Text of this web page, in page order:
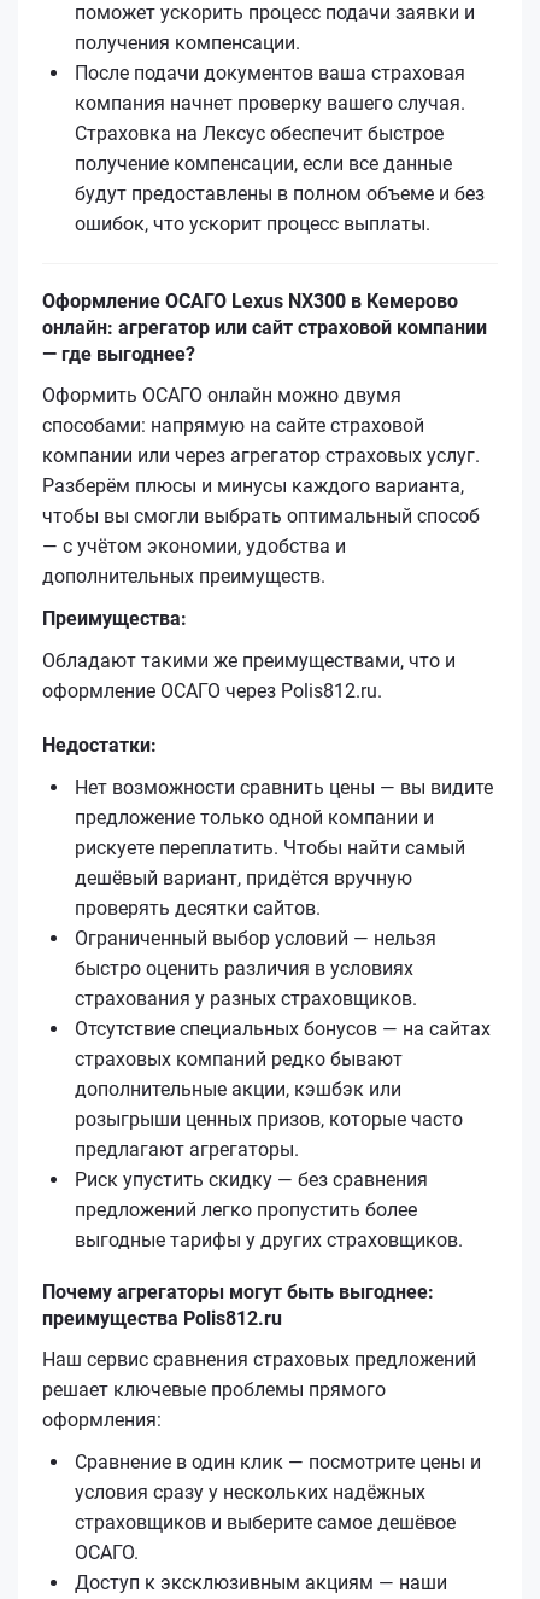
поможет ускорить процесс подачи заявки и
получения компенсации.
После подачи документов ваша страховая
компания начнет проверку вашего случая.
Страховка на Лексус обеспечит быстрое
получение компенсации, если все данные
будут предоставлены в полном объеме и без
ошибок, что ускорит процесс выплаты.
Оформление ОСАГО Lexus NX300 в Кемерово
онлайн: агрегатор или сайт страховой компании
— где выгоднее?
Оформить ОСАГО онлайн можно двумя
способами: напрямую на сайте страховой
компании или через агрегатор страховых услуг.
Разберём плюсы и минусы каждого варианта,
чтобы вы смогли выбрать оптимальный способ
— с учётом экономии, удобства и
дополнительных преимуществ.
Преимущества:
Обладают такими же преимуществами, что и
оформление ОСАГО через Polis812.ru.
Недостатки:
Нет возможности сравнить цены — вы видите
предложение только одной компании и
рискуете переплатить. Чтобы найти самый
дешёвый вариант, придётся вручную
проверять десятки сайтов.
Ограниченный выбор условий — нельзя
быстро оценить различия в условиях
страхования у разных страховщиков.
Отсутствие специальных бонусов — на сайтах
страховых компаний редко бывают
дополнительные акции, кэшбэк или
розыгрыши ценных призов, которые часто
предлагают агрегаторы.
Риск упустить скидку — без сравнения
предложений легко пропустить более
выгодные тарифы у других страховщиков.
Почему агрегаторы могут быть выгоднее:
преимущества Polis812.ru
Наш сервис сравнения страховых предложений
решает ключевые проблемы прямого
оформления:
Сравнение в один клик — посмотрите цены и
условия сразу у нескольких надёжных
страховщиков и выберите самое дешёвое
ОСАГО.
Доступ к эксклюзивным акциям — наши